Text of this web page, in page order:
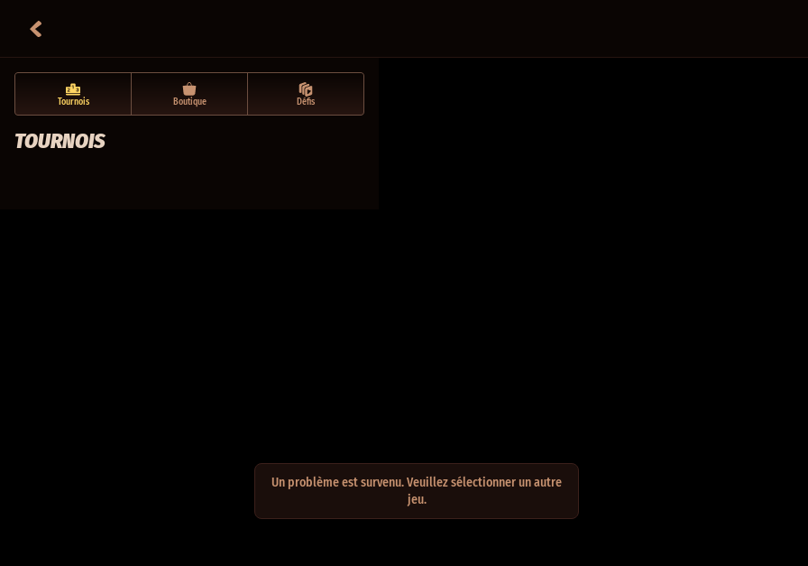
Un problème est survenu. Veuillez sélectionner un autre
jeu.
Tournois Boutique Défis
TOURNOIS